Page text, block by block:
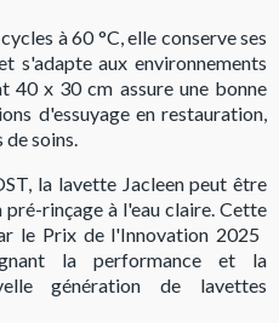
à 60 °C, elle conserve ses
s'adapte aux environnements
40 x 30 cm assure une bonne
d'essuyage en restauration,
soins.
la lavette Jacleen peut être
rinçage à l'eau claire. Cette
le Prix de l'Innovation 2025 
la performance et la
génération de lavettes